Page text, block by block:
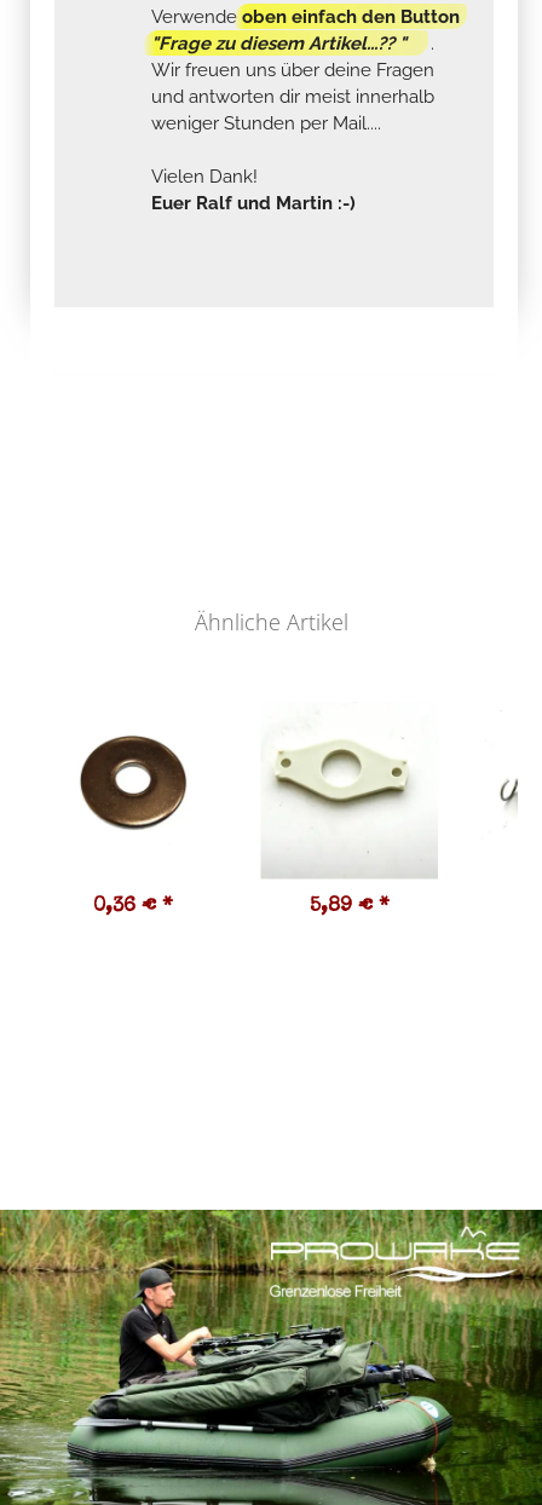
Verwendeoben einfach den Button
"Frage zu diesem Artikel...?? "
.
Wir freuen uns über deine Fragen
und antworten dir meist innerhalb
weniger Stunden per Mail....
Vielen Dank!
Euer Ralf und Martin :-)
Ähnliche Artikel
0,36 € * 5,89 € *